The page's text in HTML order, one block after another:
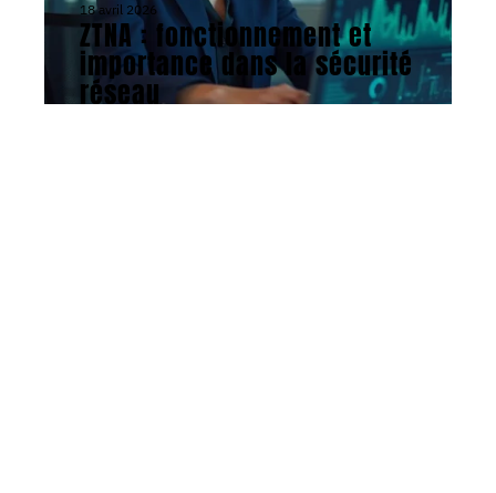
18 avril 2026
ZTNA : fonctionnement et
importance dans la sécurité
réseau